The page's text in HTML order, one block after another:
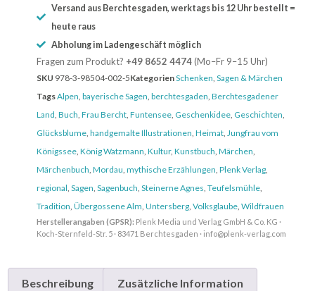
Versand aus Berchtesgaden, werktags bis 12 Uhr bestellt =
heute raus
Abholung im Ladengeschäft möglich
Fragen zum Produkt? +49 8652 4474(Mo–Fr 9–15 Uhr)
SKU 978-3-98504-002-5KategorienSchenken Sagen & Märchen
TagsAlpen bayerische Sagen berchtesgaden Berchtesgadener
Land Buch Frau Bercht Funtensee Geschenkidee Geschichten
Glücksblume handgemalte Illustrationen Heimat Jungfrau vom
Königssee König Watzmann Kultur, Kunstbuch Märchen
Märchenbuch Mordau mythische Erzählungen Plenk Verlag
regional Sagen Sagenbuch Steinerne Agnes Teufelsmühle
Tradition Übergossene Alm Untersberg Volksglaube Wildfrauen
Herstellerangaben (GPSR): Plenk Media und Verlag GmbH & Co. KG ·
Koch-Sternfeld-Str. 5 · 83471 Berchtesgaden · info@plenk-verlag.com
Beschreibung Zusätzliche Information